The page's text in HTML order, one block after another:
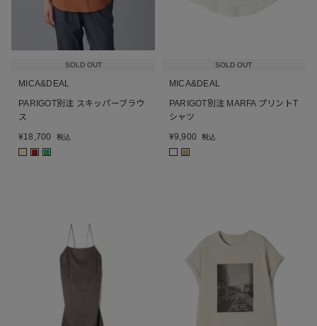
SOLD OUT
MICA&DEAL
PARIGOT別注 スキッパーブラウ
ス
¥18,700 税込
■ ■
SOLD OUT
MICA&DEAL
PARIGOT別注 MARFA プリントT
シャツ
¥9,900 税込
■